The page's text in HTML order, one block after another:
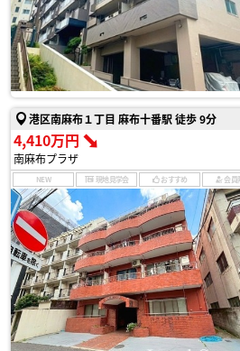
港区南麻布１丁目 麻布十番駅 徒歩 9分
4,410万円
南麻布プラザ
NEW 現地見学会 おすすめ 会員